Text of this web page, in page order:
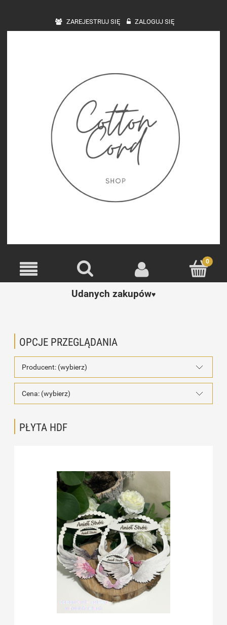
ZAREJESTRUJ SIĘ ZALOGUJ SIĘ
Udanych zakupów♥️
OPCJE PRZEGLĄDANIA
Producent: (wybierz)
Cena: (wybierz)
PŁYTA HDF